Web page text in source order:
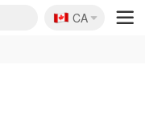
🇨🇦
CA